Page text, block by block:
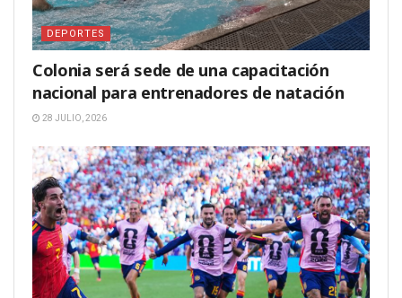
DEPORTES
Colonia será sede de una capacitación
nacional para entrenadores de natación
28 JULIO, 2026